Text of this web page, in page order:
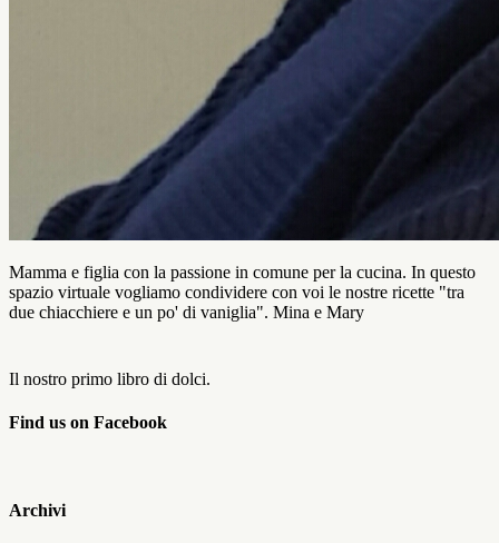
Mamma e figlia con la passione in comune per la cucina. In questo
spazio virtuale vogliamo condividere con voi le nostre ricette "tra
due chiacchiere e un po' di vaniglia". Mina e Mary
Il nostro primo libro di dolci.
Find us on Facebook
Archivi